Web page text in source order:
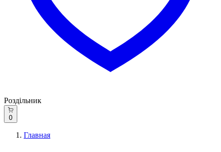
Роздільник
0
Главная